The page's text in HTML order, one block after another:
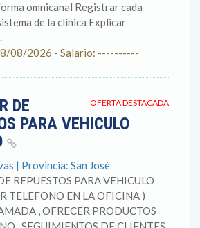
omnicanal Registrar cada
de la clínica Explicar
08/2026 - Salario: ----------
OFERTA DESTACADA
DE
PARA VEHICULO
| Provincia: San José
REPUESTOS PARA VEHICULO
TELEFONO EN LA OFICINA )
, OFRECER PRODUCTOS